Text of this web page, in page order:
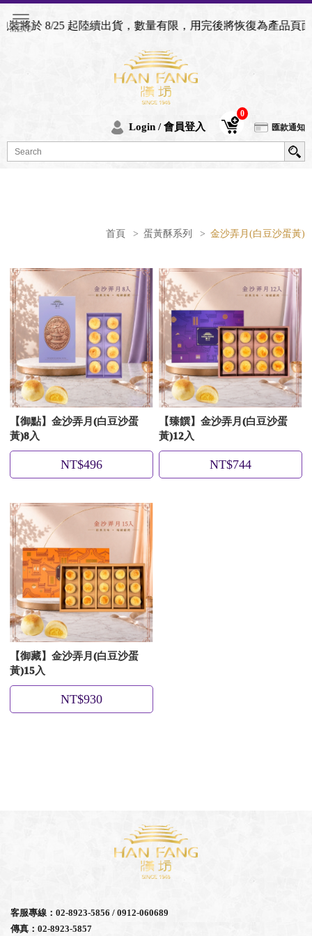
將於 8/25 起陸續出貨，數量有限，用完後將恢復為產品頁面
Login / 會員登入
0
匯款通知
首頁 > 蛋黃酥系列 > 金沙弄月(白豆沙蛋黃)
【御點】金沙弄月(白豆沙蛋
黃)8入
NT$496
【臻饌】金沙弄月(白豆沙蛋
黃)12入
NT$744
【御藏】金沙弄月(白豆沙蛋
黃)15入
NT$930
客服專線：02-8923-5856 / 0912-060689
傳真：02-8923-5857